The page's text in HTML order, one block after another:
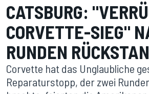
CATSBURG:
CORVETTE-SIEG"
RUNDEN
Corvette hat das Unglaubliche
Reparaturstopp, der zwei